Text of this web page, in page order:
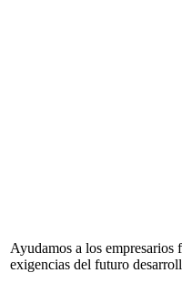
Ayudamos a los empresarios
exigencias del futuro